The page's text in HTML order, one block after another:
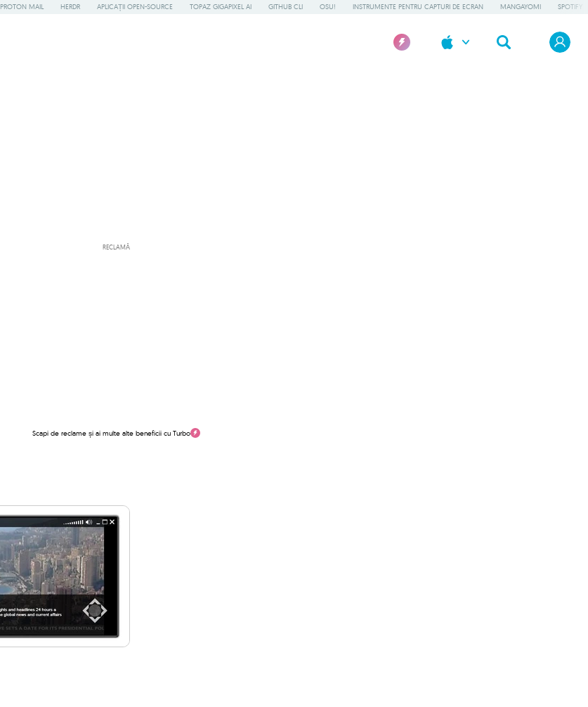
PROTON MAIL HERDR APLICAȚII OPEN-SOURCE TOPAZ GIGAPIXEL AI GITHUB CLI OSU! INSTRUMENTE PENTRU CAPTURI DE ECRAN MANGAYOMI SPOTIFY
RECLAMĂ
Scapi de reclame și ai multe alte beneficii cu Turbo